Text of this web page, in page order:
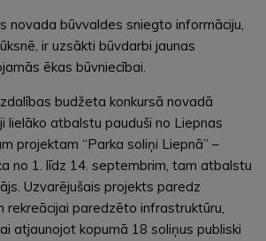
novada būvvaldes sniegto informāciju,
ir uzsākti būvdarbi jaunas
ēkas būvniecībai.
budžeta konkursā novadā
lielāko atbalstu pauduši no Liepnas
projektam “Parka soliņi Liepnā” –
no 1. līdz 14. septembrim, tam atbalstu
Uzvarējušais projekts paredz
rekreācijai paredzēto infrastruktūru,
atjaunojot kopumā 18 soliņus publiski